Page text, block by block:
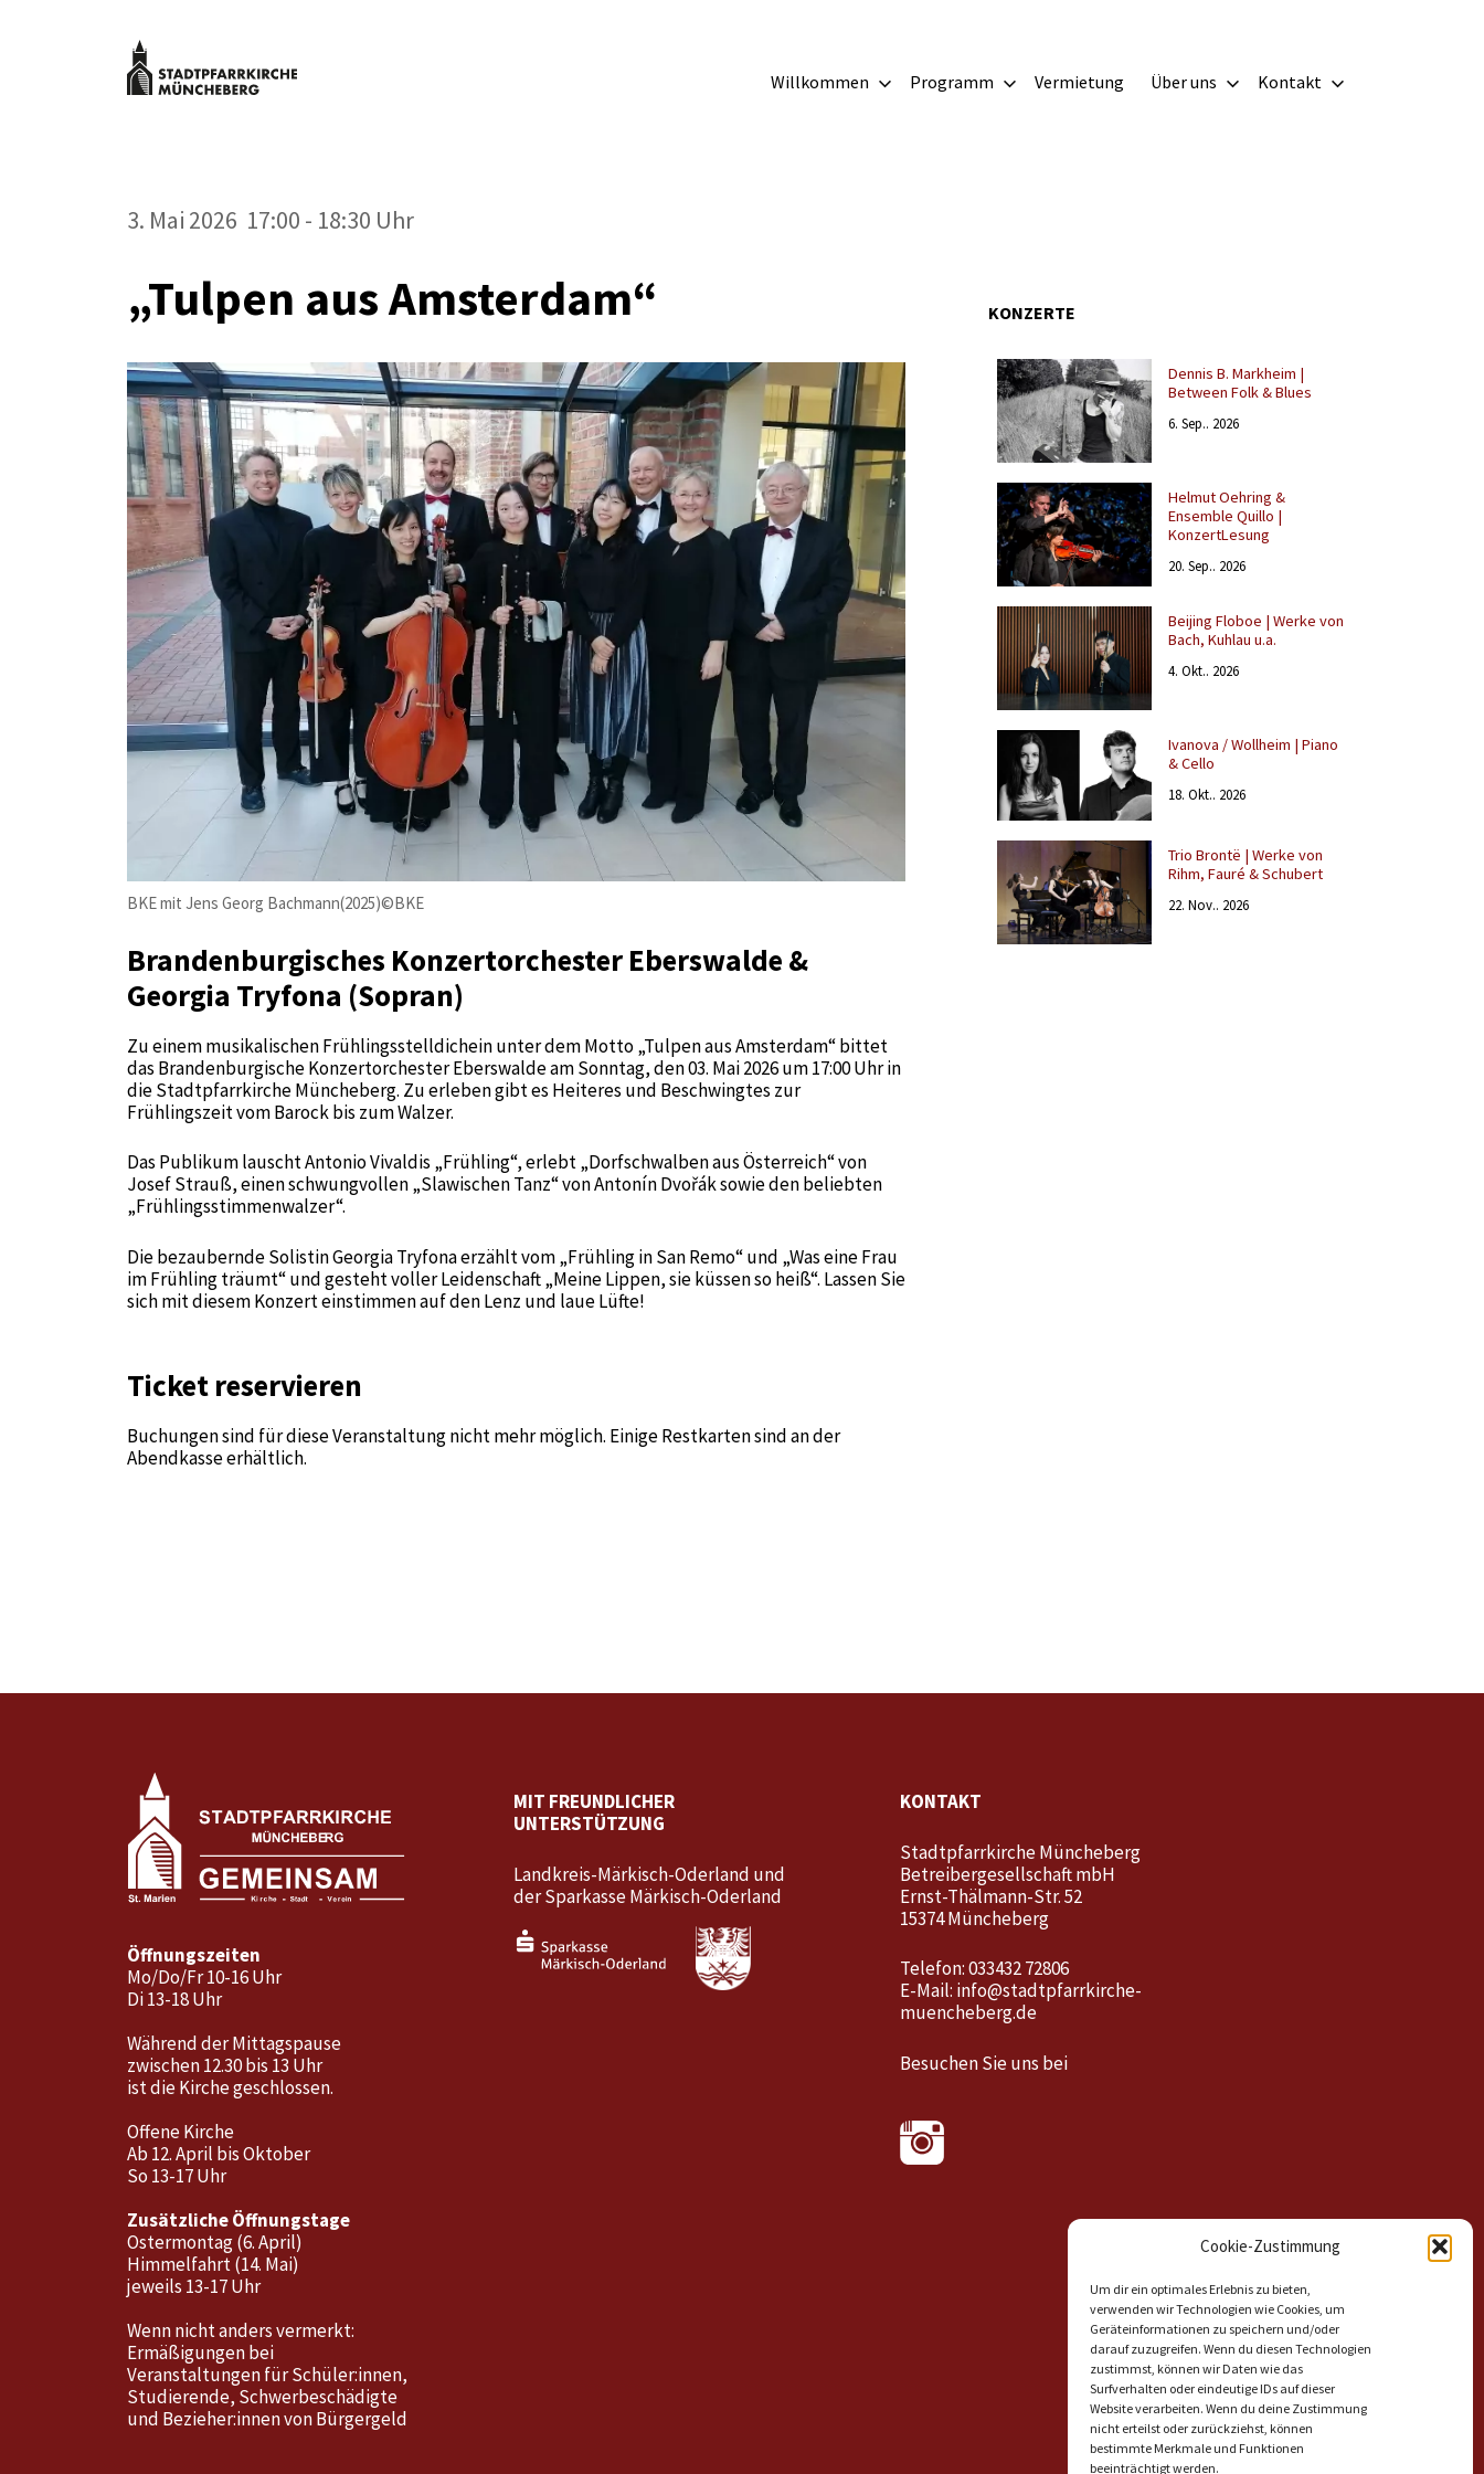
Cookie-Zustimmung
Um dir ein optimales Erlebnis zu bieten,
verwenden wir Technologien wie Cookies, um
Geräteinformationen zu speichern und/oder
darauf zuzugreifen. Wenn du diesen Technologien
zustimmst, können wir Daten wie das
Surfverhalten oder eindeutige IDs auf dieser
Website verarbeiten. Wenn du deine Zustimmung
nicht erteilst oder zurückziehst, können
bestimmte Merkmale und Funktionen
beeinträchtigt werden.
Willkommen Programm Vermietung Über uns Kontakt
3. Mai 2026 17:00 - 18:30 Uhr
„Tulpen aus Amsterdam“
BKE mit Jens Georg Bachmann(2025)©BKE
Brandenburgisches Konzertorchester Eberswalde &
Georgia Tryfona (Sopran)
Zu einem musikalischen Frühlingsstelldichein unter dem Motto „Tulpen aus Amsterdam“ bittet
das Brandenburgische Konzertorchester Eberswalde am Sonntag, den 03. Mai 2026 um 17:00 Uhr in
die Stadtpfarrkirche Müncheberg. Zu erleben gibt es Heiteres und Beschwingtes zur
Frühlingszeit vom Barock bis zum Walzer.
Das Publikum lauscht Antonio Vivaldis „Frühling“, erlebt „Dorfschwalben aus Österreich“ von
Josef Strauß, einen schwungvollen „Slawischen Tanz“ von Antonín Dvořák sowie den beliebten
„Frühlingsstimmenwalzer“.
Die bezaubernde Solistin Georgia Tryfona erzählt vom „Frühling in San Remo“ und „Was eine Frau
im Frühling träumt“ und gesteht voller Leidenschaft „Meine Lippen, sie küssen so heiß“. Lassen Sie
sich mit diesem Konzert einstimmen auf den Lenz und laue Lüfte!
Ticket reservieren
Buchungen sind für diese Veranstaltung nicht mehr möglich. Einige Restkarten sind an der
Abendkasse erhältlich.
KONZERTE
Dennis B. Markheim |
Between Folk & Blues
6. Sep.. 2026
Helmut Oehring &
Ensemble Quillo |
KonzertLesung
20. Sep.. 2026
Beijing Floboe | Werke von
Bach, Kuhlau u.a.
4. Okt.. 2026
Ivanova / Wollheim | Piano
& Cello
18. Okt.. 2026
Trio Brontë | Werke von
Rihm, Fauré & Schubert
22. Nov.. 2026
Öffnungszeiten
Mo/Do/Fr 10-16 Uhr
Di 13-18 Uhr
Während der Mittagspause
zwischen 12.30 bis 13 Uhr
ist die Kirche geschlossen.
Offene Kirche
Ab 12. April bis Oktober
So 13-17 Uhr
Zusätzliche Öffnungstage
Ostermontag (6. April)
Himmelfahrt (14. Mai)
jeweils 13-17 Uhr
Wenn nicht anders vermerkt:
Ermäßigungen bei
Veranstaltungen für Schüler:innen,
Studierende, Schwerbeschädigte
und Bezieher:innen von Bürgergeld
MIT FREUNDLICHER
UNTERSTÜTZUNG
Landkreis-Märkisch-Oderland und
der Sparkasse Märkisch-Oderland
KONTAKT
Stadtpfarrkirche Müncheberg
Betreibergesellschaft mbH
Ernst-Thälmann-Str. 52
15374 Müncheberg
Telefon: 033432 72806
E-Mail: info@stadtpfarrkirche-
muencheberg.de
Besuchen Sie uns bei